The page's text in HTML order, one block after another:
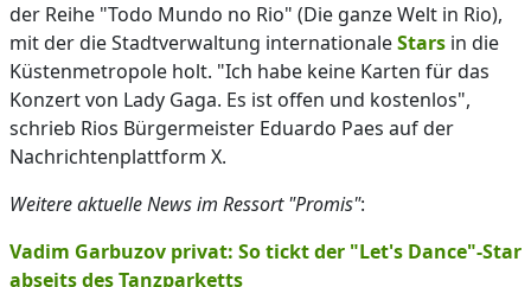
der Reihe "Todo Mundo no Rio" (Die ganze Welt in Rio),
mit der die Stadtverwaltung internationaleStars in die
Küstenmetropole holt. "Ich habe keine Karten für das
Konzert von Lady Gaga. Es ist offen und kostenlos",
schrieb Rios Bürgermeister Eduardo Paes auf der
Nachrichtenplattform X.
Weitere aktuelle News im Ressort "Promis":
Vadim Garbuzov privat: So tickt der "Let's Dance"-Star
abseits des Tanzparketts